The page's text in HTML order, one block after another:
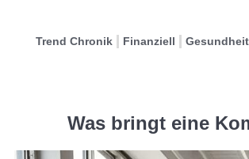
Trend Chronik Finanziell Gesundheit
Was bringt eine